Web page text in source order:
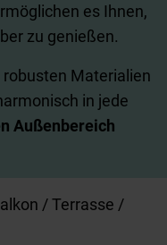
/ Terrasse /
es Ihnen,
zu genießen.
Materialien
in jede
Außenbereich